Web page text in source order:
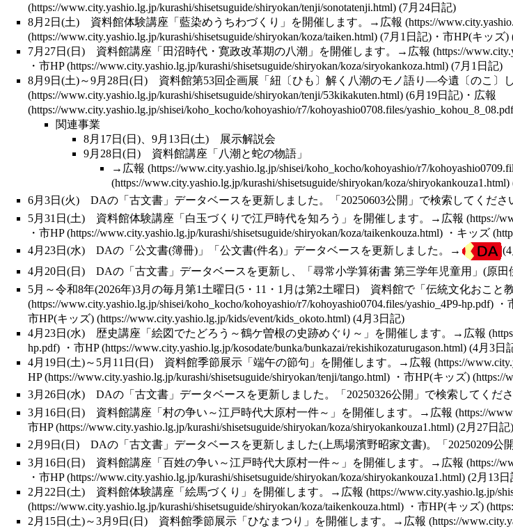
(7月24日記)
8月2日(土) 資料館体験講座 「藍染めうちわづくり」を開催します。→ 広報
(7月1日記)・ 市HP(キッズ)
7月27日(日) 資料館講座 「田沼時代・寛政改革期の八潮」を開催します。→ 広報
・ 市HP
(7月1日記)
8月9日(土)～9月28日(日) 資料館第53回企画展 「紐〔ひも〕解く八潮のモノ語り―今遺〔のこ
(6月19日記)・ 広報
関連事業
8月17日(日)、9月13日(土) 展示解説会
9月28日(日) 資料館講座 「八潮と蛇の物語」
→ 広報
6月3日(火) DAの「 古文書 」データベースを更新しました。「20250603公開」で検索してくだ
5月31日(土) 資料館体験講座 「白玉づくりで江戸時代を知ろう」を開催します。→ 広報
・ 市HP ・ キッズ
4月23日(水) DAの「 公文書(簿冊)」「公文書(件名)」データベースを更新しました。→
4月20日(日) DAの「 古文書 」データベースを更新し、「尋常小学算術書 第三学年児童用」(原
5月～令和8年(2026年)3月の毎月第1土曜日(5・11・1月は第2土曜日) 資料館で「伝統文化おこと
・
市HP(キッズ)
(4月3日記)
4月23日(水) 歴史講座 「絵図でたどろう～鶴ケ曽根の史跡めぐり～」を開催します。→ 広報
・ 市HP
(4月3日
4月19日(土)～5月11日(日) 資料館季節展示 「端午の節句」を開催します。→ 広報
HP
・ 市HP(キッズ)
3月26日(水) DAの「 古文書 」データベースを更新しました。「20250326公開」で検索してくだ
3月16日(日) 資料館講座 「村の争い～江戸時代大原村一件～」を開催します。→ 広報
市HP
(2月27日記)
2月9日(日) DAの「 古文書 」データベースを更新しました( 上馬場濱野昭家文書)。「20250209公
3月16日(日) 資料館講座 「百姓の争い～江戸時代大原村一件～」を開催します。→ 広報
・ 市HP
(2月13日
2月22日(土) 資料館体験講座 「絵馬づくり」を開催します。→ 広報
・ 市HP(キッズ)
2月15日(土)～3月9日(日) 資料館季節展示 「ひなまつり」を開催します。→ 広報